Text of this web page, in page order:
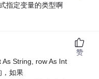
指定变量的类型啊
String, row As Int
，如果
赞